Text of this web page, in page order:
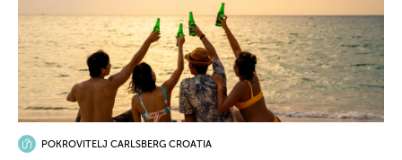
POKROVITELJ CARLSBERG CROATIA